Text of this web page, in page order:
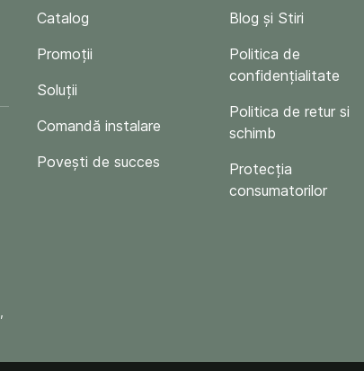
Catalog
Promoții
Soluții
Comandă instalare
Povești de succes
Blog și Stiri
Politica de
confidențialitate
Politica de retur si
schimb
Protecția
consumatorilor